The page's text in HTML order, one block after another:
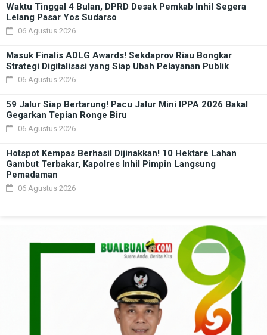
Waktu Tinggal 4 Bulan, DPRD Desak Pemkab Inhil Segera
Lelang Pasar Yos Sudarso
06 Agustus 2026
Masuk Finalis ADLG Awards! Sekdaprov Riau Bongkar
Strategi Digitalisasi yang Siap Ubah Pelayanan Publik
06 Agustus 2026
59 Jalur Siap Bertarung! Pacu Jalur Mini IPPA 2026 Bakal
Gegarkan Tepian Ronge Biru
06 Agustus 2026
Hotspot Kempas Berhasil Dijinakkan! 10 Hektare Lahan
Gambut Terbakar, Kapolres Inhil Pimpin Langsung
Pemadaman
06 Agustus 2026